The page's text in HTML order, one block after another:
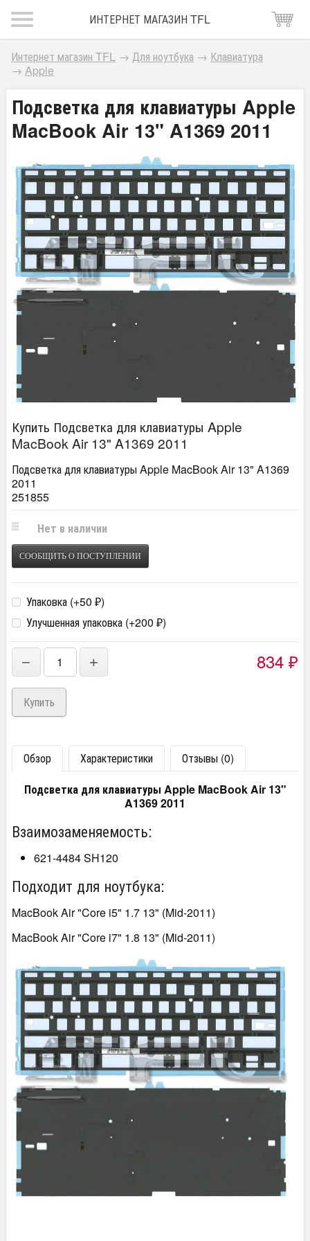
ИНТЕРНЕТ МАГАЗИН TFL
Интернет магазин TFL → Для ноутбука → Клавиатура
→ Apple
Подсветка для клавиатуры Apple
MacBook Air 13" A1369 2011
Купить Подсветка для клавиатуры Apple
MacBook Air 13" A1369 2011
Подсветка для клавиатуры Apple MacBook Air 13" A1369
2011
251855
Нет в наличии
СООБЩИТЬ О ПОСТУПЛЕНИИ
Упаковка (+50 ₽)
Улучшенная упаковка (+200 ₽)
− + 834 ₽
Обзор Характеристики
Отзывы (0)
Подсветка для клавиатуры Apple MacBook Air 13"
A1369 2011
Взаимозаменяемость:
621-4484 SH120
Подходит для ноутбука:
MacBook Air "Core i5" 1.7 13" (Mid-2011)
MacBook Air "Core i7" 1.8 13" (Mid-2011)